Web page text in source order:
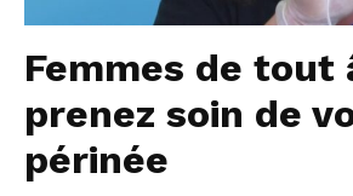
Femmes de tout
prenez soin de
périnée